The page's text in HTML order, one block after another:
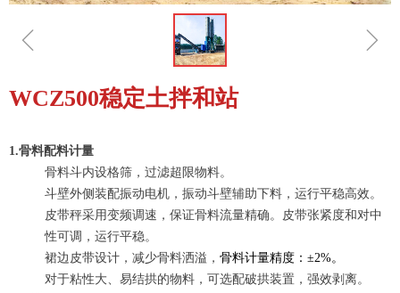
WCZ500稳定土拌和站
1.骨料配料计量
骨料斗内设格筛，过滤超限物料。
斗壁外侧装配振动电机，振动斗壁辅助下料，运行平稳高效。
皮带秤采用变频调速，保证骨料流量精确。皮带张紧度和对中
性可调，运行平稳。
裙边皮带设计，减少骨料洒溢， 骨料计量精度：±2%。
对于粘性大、易结拱的物料，可选配破拱装置，强效剥离。
ꁆ ꁇ